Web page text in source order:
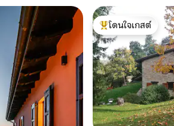
โดนใจเกสต์ที่สุด
โดนใจเกสต์